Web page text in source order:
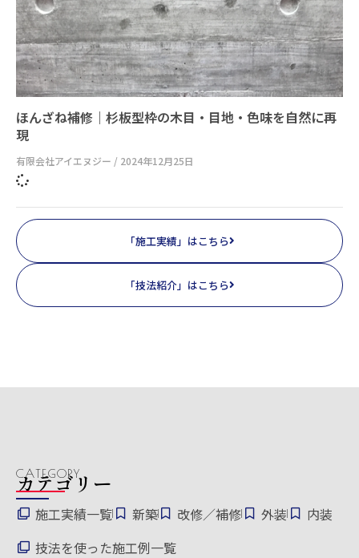
ほんざね補修｜杉板型枠の木目・目地・色味を自然に再
現
有限会社アイエヌジー 2024年12月25日
「施工実績」はこちら
「技法紹介」はこちら
CATEGORY
カテゴリー
施工実績一覧 新築 改修／補修 外装
内装
技法を使った施工例一覧